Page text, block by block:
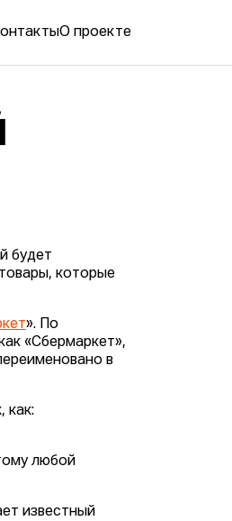
О проекте
будет
которые
». По
«Сбермаркет»,
в
как:
любой
известный